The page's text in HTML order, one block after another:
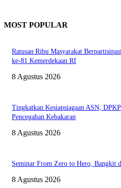
MOST POPULAR
Ratusan Ribu Masyarakat
ke-81 Kemerdekaan RI
8 Agustus 2026
Tingkatkan Kesiapsiagaan ASN,
Pencegahan Kebakaran
8 Agustus 2026
Seminar From Zero to Hero, Bangkit
8 Agustus 2026